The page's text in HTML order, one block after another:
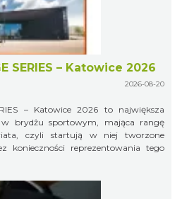
SERIES – Katowice 2026
2026-08-20
– Katowice 2026 to największa
brydżu sportowym, mająca rangę
czyli startują w niej tworzone
konieczności reprezentowania tego